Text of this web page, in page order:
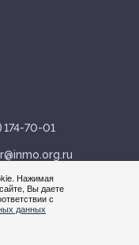
Нажимая
Вы даете
с
данных
174-70-01